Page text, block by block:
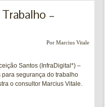
–
Por Marcius Vitale
Santos (InfraDigital*) –
segurança do trabalho
o consultor Marcius Vitale.